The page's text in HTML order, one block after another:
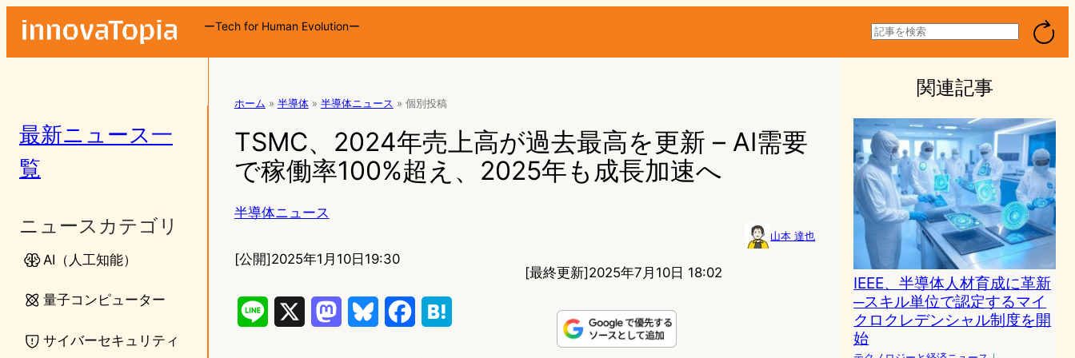
ーTech for Human Evolutionー
検
索
最新ニュース一
覧
ニュースカテゴリ
AI（人工知能）
量子コンピューター
サイバーセキュリティ
ホーム » 半導体 » 半導体ニュース » 個別投稿
TSMC、2024年売上高が過去最高を更新 – AI需要
で稼働率100%超え、2025年も成長加速へ
半導体ニュース
山本 達也
[公開]2025年1月10日19:30
[最終更新]2025年7月10日 18:02
関連記事
IEEE、半導体人材育成に革新
─スキル単位で認定するマイ
クロクレデンシャル制度を開
始